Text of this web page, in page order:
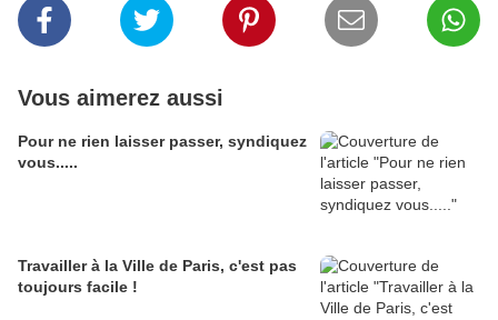
Vous aimerez aussi
Pour ne rien laisser passer, syndiquez
vous.....
Travailler à la Ville de Paris, c'est pas
toujours facile !